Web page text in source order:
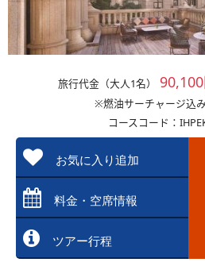
旅行代金（大人1名）
※燃油サーチャージ込
コースコード：
お気に入り追加
料金・空席情報
ツアー行程